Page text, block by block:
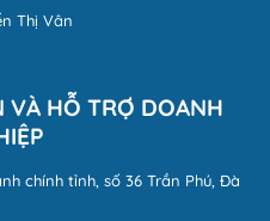
Thị Vân
VÀ HỖ TRỢ DOANH
chính tỉnh, số 36 Trần Phú, Đà